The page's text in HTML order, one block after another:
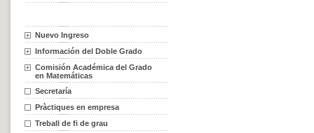
Nuevo Ingreso
Información del Doble Grado
Comisión Académica del Grado
en Matemáticas
Secretaría
Pràctiques en empresa
Treball de fi de grau